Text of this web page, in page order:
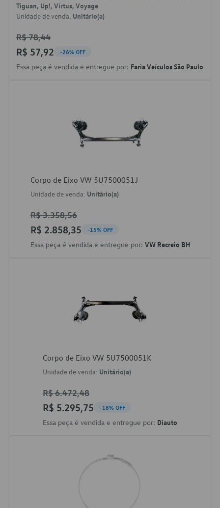
Tiguan, Up!, Virtus, Voyage
Unidade de venda: Unitário(a)
R$ 78,44
R$ 57,92 -26% OFF
Essa peça é vendida e entregue por: Faria Veículos São Paulo
Corpo de Eixo VW 5U7500051J
Unidade de venda: Unitário(a)
R$ 3.358,56
R$ 2.858,35 -15% OFF
Essa peça é vendida e entregue por: VW Recreio BH
Corpo de Eixo VW 5U7500051K
Unidade de venda: Unitário(a)
R$ 6.472,48
R$ 5.295,75 -18% OFF
Essa peça é vendida e entregue por: Diauto